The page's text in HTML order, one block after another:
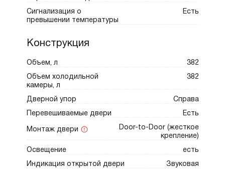
сценарии использования и стабилизирует
микроклимат, защищая продукты от
суперохлаждения быстро снижает
режим уменьшает яркость и шум,
поддерживая комфорт в темное время
повседневной работе.
Сигнализация о
превышении температуры
Есть
Конструкция
Объем, л 382
Объем холодильной
камеры, л
382
Дверной упор Справа
Перевешиваемые двери Есть
Монтаж двери
Door-to-Door (жесткое
крепление)
Освещение есть
Индикация открытой двери Звуковая